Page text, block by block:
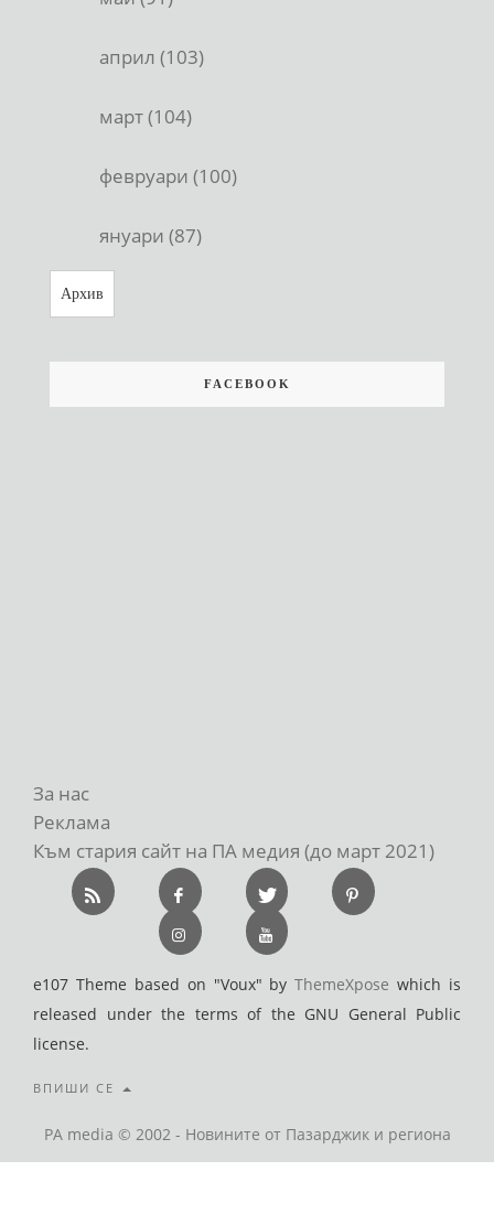
април (103)
март (104)
февруари (100)
януари (87)
Архив
FACEBOOK
За нас
Реклама
Към стария сайт на ПА медия (до март 2021)
e107 Theme based on "Voux" byThemeXpose which is
released under the terms of the GNU General Public
license.
ВПИШИ СЕ
PA media © 2002 - Новините от Пазарджик и региона